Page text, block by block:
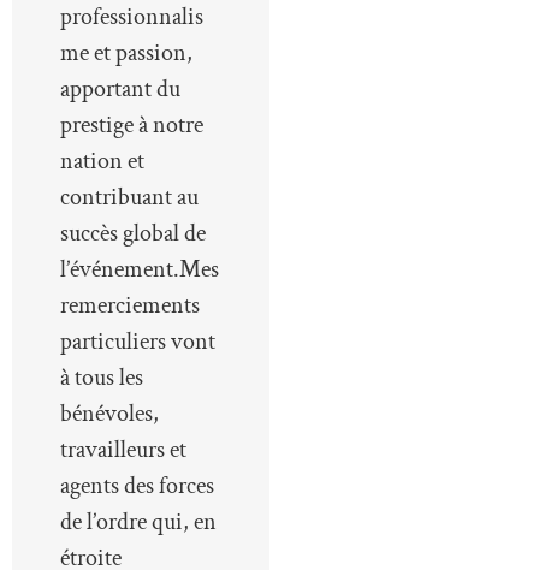
professionnalis
me et passion,
apportant du
prestige à notre
nation et
contribuant au
succès global de
l’événement.Mes
remerciements
particuliers vont
à tous les
bénévoles,
travailleurs et
agents des forces
de l’ordre qui, en
étroite